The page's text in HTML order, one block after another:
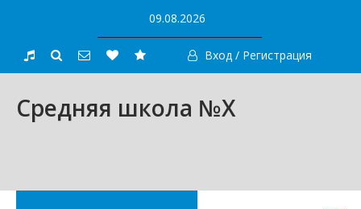
content
09.08.2026
Вход / Регистрация
Средняя школа №X